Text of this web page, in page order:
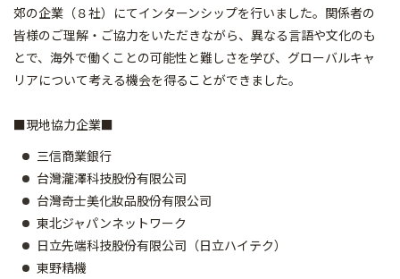
郊の企業（８社）にてインターンシップを行いました。関係者の
皆様のご理解・ご協力をいただきながら、異なる言語や文化のも
とで、海外で働くことの可能性と難しさを学び、グローバルキャ
リアについて考える機会を得ることができました。
■現地協力企業■
三信商業銀行
台灣瀧澤科技股份有限公司
台灣奇士美化妝品股份有限公司
東北ジャパンネットワーク
日立先端科技股份有限公司（日立ハイテク）
東野精機